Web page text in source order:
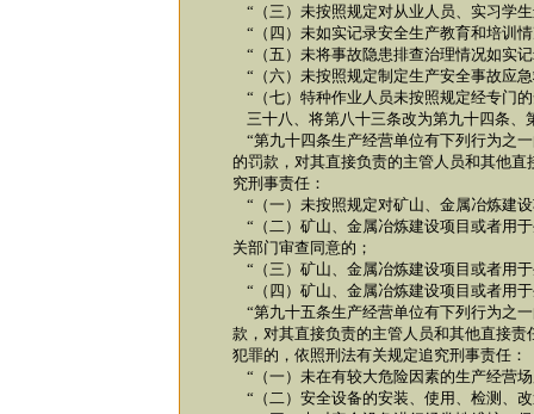
“（三）未按照规定对从业人员、实习学
“（四）未如实记录安全生产教育和培训
“（五）未将事故隐患排查治理情况如实
“（六）未按照规定制定生产安全事故应
“（七）特种作业人员未按照规定经专门
三十八、将第八十三条改为第九十四条、
“第九十四条生产经营单位有下列行为之
的罚款，对其直接负责的主管人员和其他
究刑事责任：
“（一）未按照规定对矿山、金属冶炼建
“（二）矿山、金属冶炼建设项目或者用
关部门审查同意的；
“（三）矿山、金属冶炼建设项目或者用
“（四）矿山、金属冶炼建设项目或者用
“第九十五条生产经营单位有下列行为之
款，对其直接负责的主管人员和其他直接
犯罪的，依照刑法有关规定追究刑事责任：
“（一）未在有较大危险因素的生产经营
“（二）安全设备的安装、使用、检测、